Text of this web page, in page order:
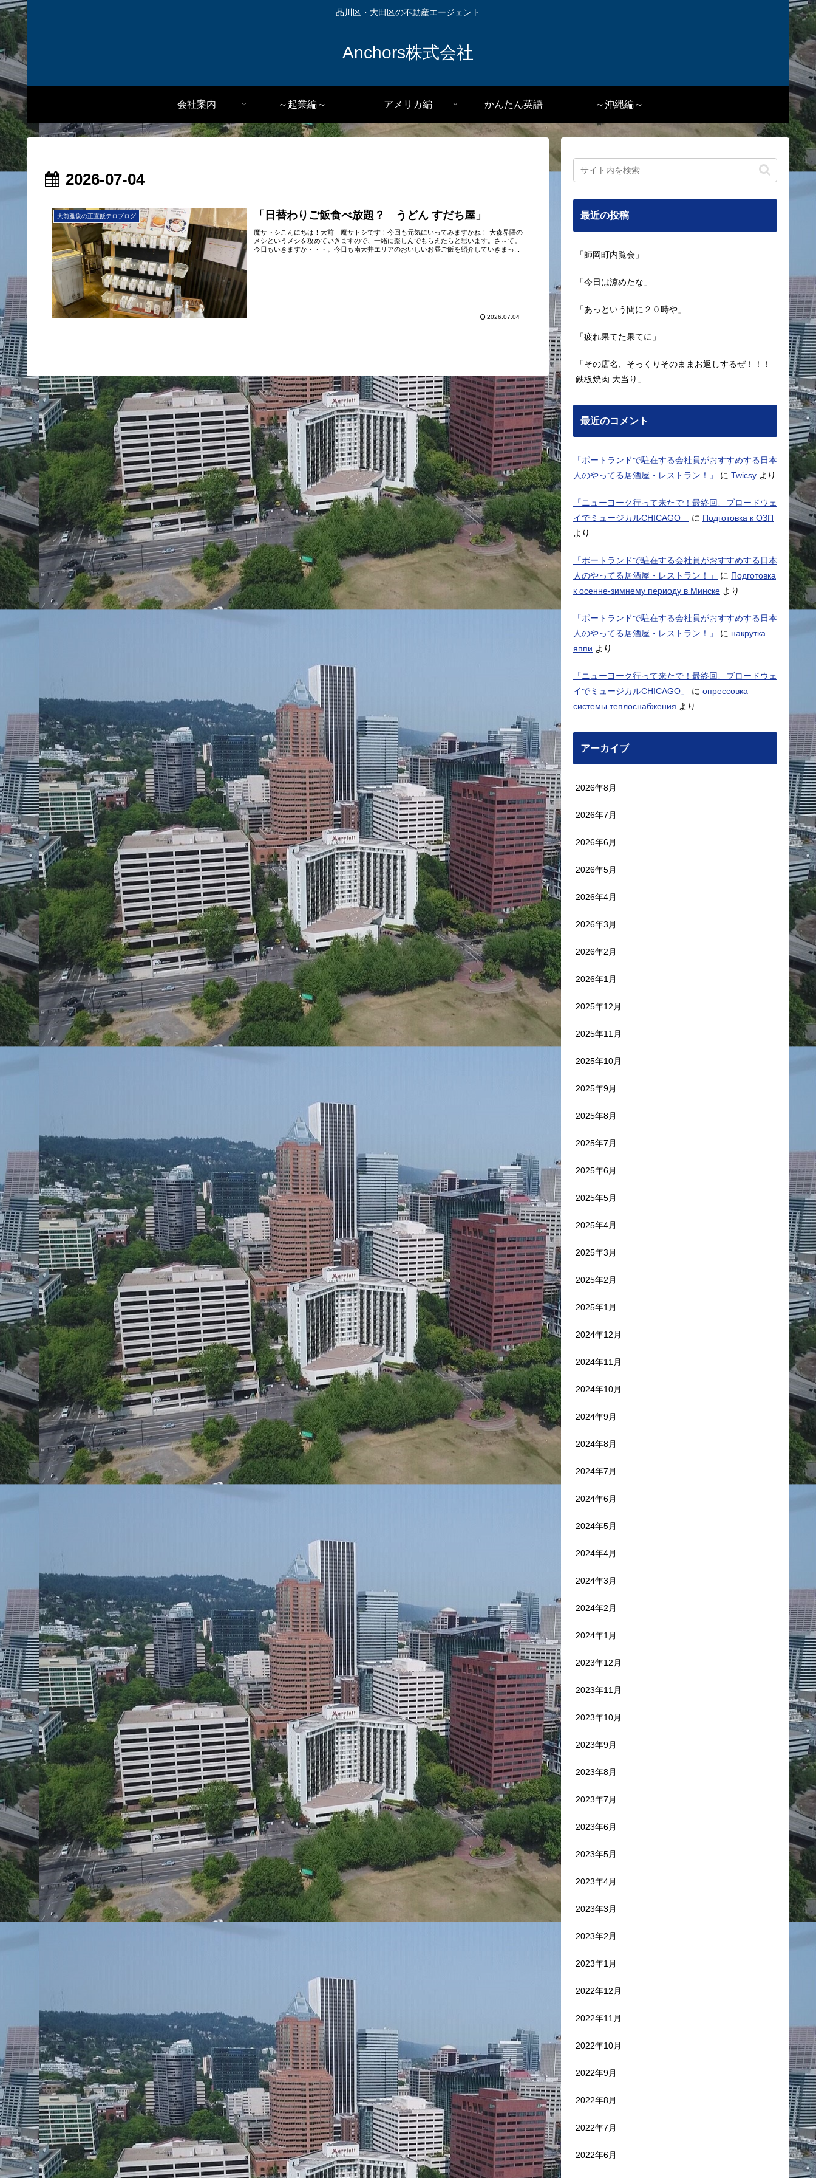
品川区・大田区の不動産エージェント
Anchors株式会社
会社案内 ～起業編～ アメリカ編 かんたん英語 ～沖縄編～
2026-07-04
大前雅俊の正直飯テロブログ 「日替わりご飯食べ放題？ うどん すだち屋」
魔サトシこんにちは！大前 魔サトシです！今回も元気にいってみますかね！ 大森界隈の
メシというメシを攻めていきますので、一緒に楽しんでもらえたらと思います。さ～て。
今日もいきますか・・・。今日も南大井エリアのおいしいお昼ご飯を紹介していきまっ...
2026.07.04
最近の投稿
「師岡町内覧会」
「今日は涼めたな」
「あっという間に２０時や」
「疲れ果てた果てに」
「その店名、そっくりそのままお返しするぜ！！！
鉄板焼肉 大当り」
最近のコメント
「ポートランドで駐在する会社員がおすすめする日本
人のやってる居酒屋・レストラン！」
に Twicsy より
「ニューヨーク行って来たで！最終回、ブロードウェ
イでミュージカルCHICAGO」
に Подготовка к ОЗП
より
「ポートランドで駐在する会社員がおすすめする日本
人のやってる居酒屋・レストラン！」
に Подготовка
к осенне-зимнему периоду в Минске より
「ポートランドで駐在する会社員がおすすめする日本
人のやってる居酒屋・レストラン！」
に накрутка
яппи より
「ニューヨーク行って来たで！最終回、ブロードウェ
イでミュージカルCHICAGO」
に опрессовка
системы теплоснабжения より
アーカイブ
2026年8月
2026年7月
2026年6月
2026年5月
2026年4月
2026年3月
2026年2月
2026年1月
2025年12月
2025年11月
2025年10月
2025年9月
2025年8月
2025年7月
2025年6月
2025年5月
2025年4月
2025年3月
2025年2月
2025年1月
2024年12月
2024年11月
2024年10月
2024年9月
2024年8月
2024年7月
2024年6月
2024年5月
2024年4月
2024年3月
2024年2月
2024年1月
2023年12月
2023年11月
2023年10月
2023年9月
2023年8月
2023年7月
2023年6月
2023年5月
2023年4月
2023年3月
2023年2月
2023年1月
2022年12月
2022年11月
2022年10月
2022年9月
2022年8月
2022年7月
2022年6月